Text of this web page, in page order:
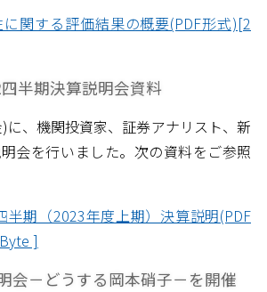
関する評価結果の概要(PDF形式)[2
半期決算説明会資料
に、機関投資家、証券アナリスト、新
会を行いました。次の資料をご参照
半期（2023年度上期）決算説明(PDF
]
会－どうする岡本硝子－を開催